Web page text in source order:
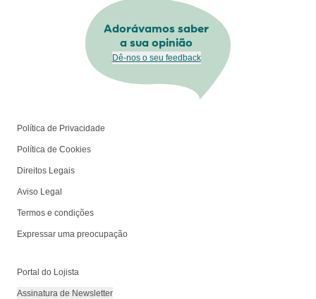
Adorávamos saber
a sua opinião
Dê-nos o seu feedback
Política de Privacidade
Política de Cookies
Direitos Legais
Aviso Legal
Termos e condições
Expressar uma preocupação
Portal do Lojista
Assinatura de Newsletter